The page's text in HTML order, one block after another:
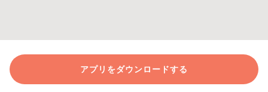
アプリをダウンロードする